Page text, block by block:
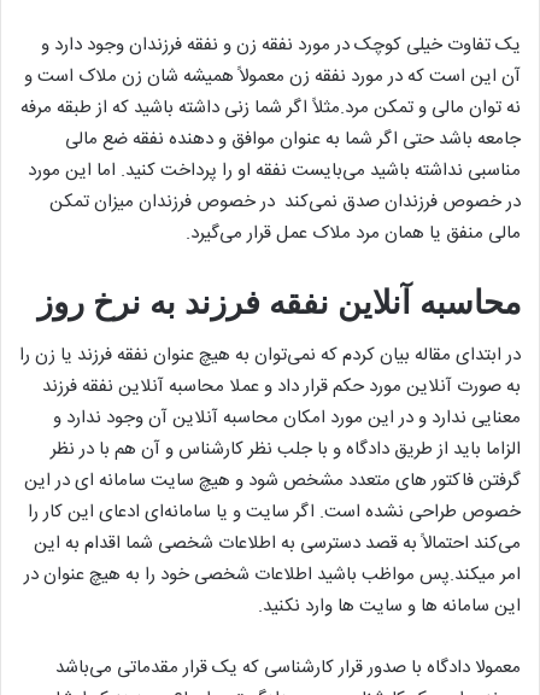
یک تفاوت خیلی کوچک در مورد نفقه زن و نفقه فرزندان وجود دارد و
آن این است که در مورد نفقه زن معمولاً همیشه شان زن ملاک است و
نه توان مالی و تمکن مرد.مثلاً اگر شما زنی داشته باشید که از طبقه مرفه
جامعه باشد حتی اگر شما به عنوان موافق و دهنده نفقه ضع مالی
مناسبی نداشته باشید می‌بایست نفقه او را پرداخت کنید. اما این مورد
در خصوص فرزندان صدق نمی‌کند در خصوص فرزندان میزان تمکن
مالی منفق یا همان مرد ملاک عمل قرار می‌گیرد.
محاسبه آنلاین نفقه فرزند به نرخ روز
در ابتدای مقاله بیان کردم که نمی‌توان به هیچ عنوان نفقه فرزند یا زن را
به صورت آنلاین مورد حکم قرار داد و عملا محاسبه آنلاین نفقه فرزند
معنایی ندارد و در این مورد امکان محاسبه آنلاین آن وجود ندارد و
الزاما باید از طریق دادگاه و با جلب نظر کارشناس و آن هم با در نظر
گرفتن فاکتور های متعدد مشخص شود و هیچ سایت سامانه ای در این
خصوص طراحی نشده است. اگر سایت و یا سامانه‌ای ادعای این کار را
می‌کند احتمالاً به قصد دسترسی به اطلاعات شخصی شما اقدام به این
امر میکند.پس مواظب باشید اطلاعات شخصی خود را به هیچ عنوان در
این سامانه ها و سایت ها وارد نکنید.
معمولا دادگاه با صدور قرار کارشناسی که یک قرار مقدماتی می‌باشد